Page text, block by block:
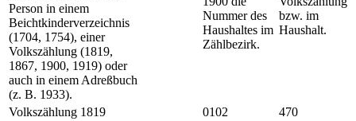
Person in einem
Beichtkinderverzeichnis
(1704, 1754), einer
Volkszählung (1819,
1867, 1900, 1919) oder
auch in einem Adreßbuch
(z. B. 1933).
Nummer des
Haushaltes im
Zählbezirk.
bzw. im
Haushalt.
Volkszählung 1819 0102
470